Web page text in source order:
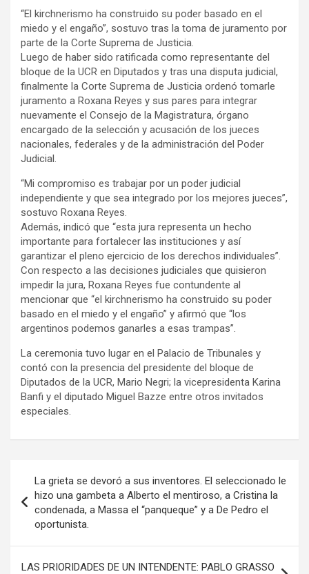
“El kirchnerismo ha construido su poder basado en el
miedo y el engaño”, sostuvo tras la toma de juramento por
parte de la Corte Suprema de Justicia.
Luego de haber sido ratificada como representante del
bloque de la UCR en Diputados y tras una disputa judicial,
finalmente la Corte Suprema de Justicia ordenó tomarle
juramento a Roxana Reyes y sus pares para integrar
nuevamente el Consejo de la Magistratura, órgano
encargado de la selección y acusación de los jueces
nacionales, federales y de la administración del Poder
Judicial.
“Mi compromiso es trabajar por un poder judicial
independiente y que sea integrado por los mejores jueces”,
sostuvo Roxana Reyes.
Además, indicó que “esta jura representa un hecho
importante para fortalecer las instituciones y así
garantizar el pleno ejercicio de los derechos individuales”.
Con respecto a las decisiones judiciales que quisieron
impedir la jura, Roxana Reyes fue contundente al
mencionar que “el kirchnerismo ha construido su poder
basado en el miedo y el engaño” y afirmó que “los
argentinos podemos ganarles a esas trampas”.
La ceremonia tuvo lugar en el Palacio de Tribunales y
contó con la presencia del presidente del bloque de
Diputados de la UCR, Mario Negri; la vicepresidenta Karina
Banfi y el diputado Miguel Bazze entre otros invitados
especiales.
de
entradas
La grieta se devoró a sus inventores. El seleccionado le
hizo una gambeta a Alberto el mentiroso, a Cristina la
condenada, a Massa el “panqueque” y a De Pedro el
oportunista.
LAS PRIORIDADES DE UN INTENDENTE: PABLO GRASSO